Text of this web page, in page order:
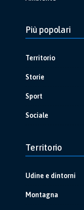
Più popolari
Territorio
Storie
Sport
Sociale
Territorio
Udine e dintorni
Montagna